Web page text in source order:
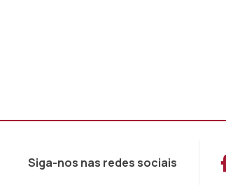
Siga-nos nas redes sociais